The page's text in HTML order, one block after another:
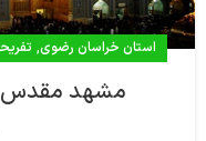
استان خراسان رضوی,
مشهد مقدس